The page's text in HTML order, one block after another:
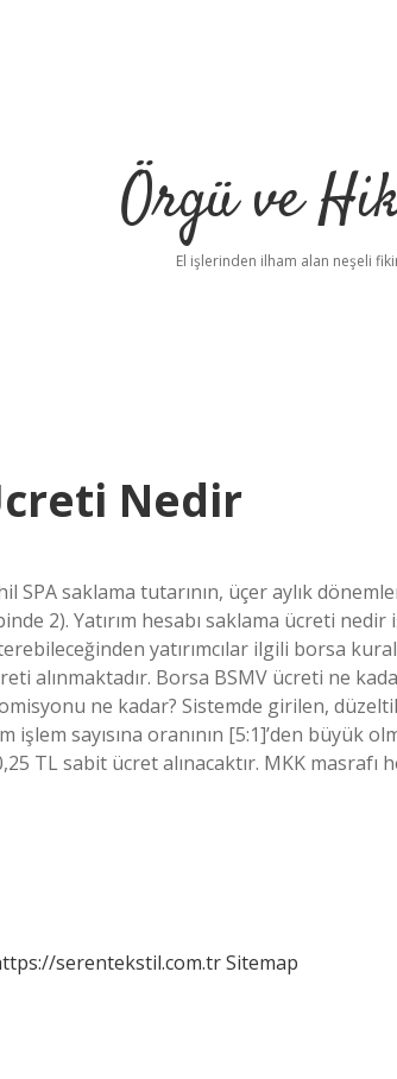
Örgü ve
El işlerinden ilham alan neşeli
Nedir
SPA saklama tutarının, üçer aylık
2). Yatırım hesabı saklama ücreti nedir
yatırımcılar ilgili borsa
alınmaktadır. Borsa BSMV ücreti ne
ne kadar? Sistemde girilen,
sayısına oranının [5:1]’den büyük
TL sabit ücret alınacaktır. MKK masrafı
serentekstil.com.trSitemap